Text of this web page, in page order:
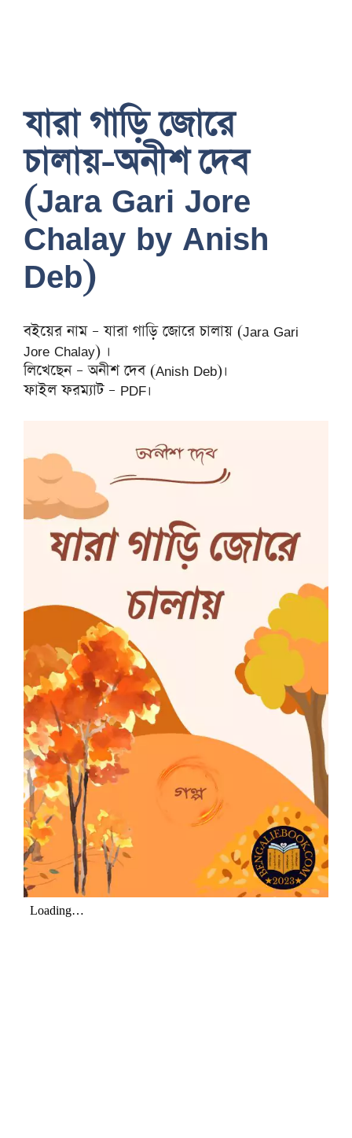
যারা গাড়ি জোরে
চালায়-অনীশ দেব
(Jara Gari Jore
Chalay by Anish
Deb)
বইয়ের নাম – যারা গাড়ি জোরে চালায় (Jara Gari
Jore Chalay) ।
লিখেছেন – অনীশ দেব (Anish Deb)।
ফাইল ফরম্যাট – PDF।